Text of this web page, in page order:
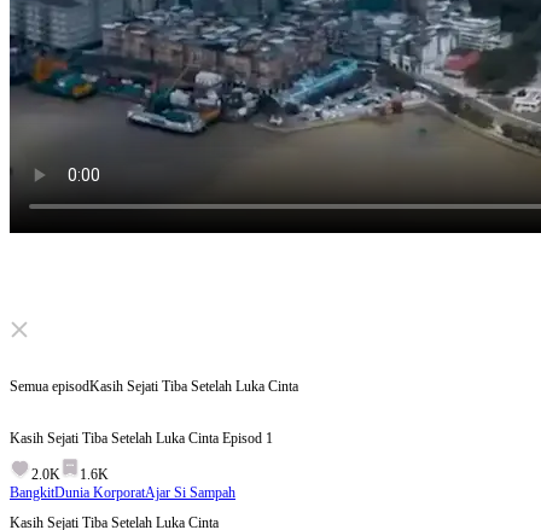
Click to unmute
Semua episodKasih Sejati Tiba Setelah Luka Cinta
Kasih Sejati Tiba Setelah Luka Cinta Episod 1
2.0K
1.6K
BangkitDunia KorporatAjar Si Sampah
Kasih Sejati Tiba Setelah Luka Cinta